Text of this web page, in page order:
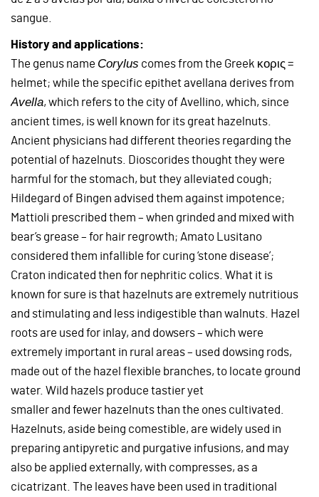
sangue.
History and applications:
The genus name Corylus comes from the Greek κορις =
helmet; while the specific epithet avellana derives from
Avella, which refers to the city of Avellino, which, since
ancient times, is well known for its great hazelnuts.
Ancient physicians had different theories regarding the
potential of hazelnuts. Dioscorides thought they were
harmful for the stomach, but they alleviated cough;
Hildegard of Bingen advised them against impotence;
Mattioli prescribed them – when grinded and mixed with
bear’s grease – for hair regrowth; Amato Lusitano
considered them infallible for curing ‘stone disease’;
Craton indicated then for nephritic colics. What it is
known for sure is that hazelnuts are extremely nutritious
and stimulating and less indigestible than walnuts. Hazel
roots are used for inlay, and dowsers – which were
extremely important in rural areas – used dowsing rods,
made out of the hazel flexible branches, to locate ground
water. Wild hazels produce tastier yet
smaller and fewer hazelnuts than the ones cultivated.
Hazelnuts, aside being comestible, are widely used in
preparing antipyretic and purgative infusions, and may
also be applied externally, with compresses, as a
cicatrizant. The leaves have been used in traditional